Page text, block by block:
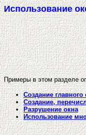
Использование
Примеры в этом разделе
Создание главного
Создание,
Разрушение окна
Использование